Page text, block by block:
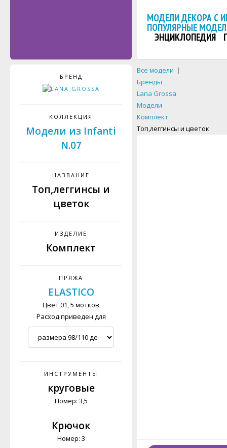
МОДЕЛИ ДЕКОРА С
ПОПУЛЯРНЫЕ
ЭНЦИКЛОПЕДИЯ
БРЕНД
КОЛЛЕКЦИЯ
Модели из Infanti
N.07
НАЗВАНИЕ
Топ,леггинсы и
цветок
ИЗДЕЛИЕ
Комплект
ПРЯЖА
ELASTICO
Цвет 01, 5 мотков
Расход приведен для
ИНСТРУМЕНТЫ
круговые
Номер: 3,5
Крючок
Номер: 3
Все модели |
Бренды
Lana Grossa
Модели
Комплект
Топ,леггинсы и цветок